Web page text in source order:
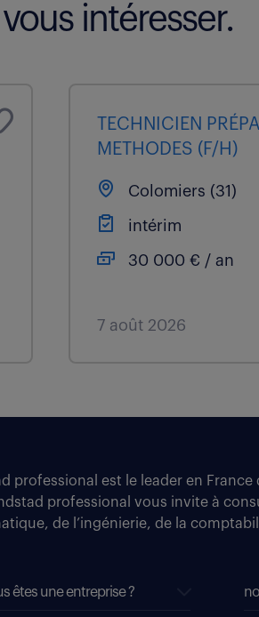
intéresser.
TECHNICIEN
METHODES (F/H)
Colomiers (31)
intérim
30 000 € / an
7 août 2026
professional est le leader en
professional vous invite à
de l’ingénierie, de la
êtes une entreprise ?